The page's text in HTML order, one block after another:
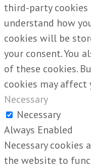
third-party cookies
understand how
cookies will be
your consent. You
of these cookies.
cookies may affect
Necessary
Necessary
Always Enabled
Necessary
the website to